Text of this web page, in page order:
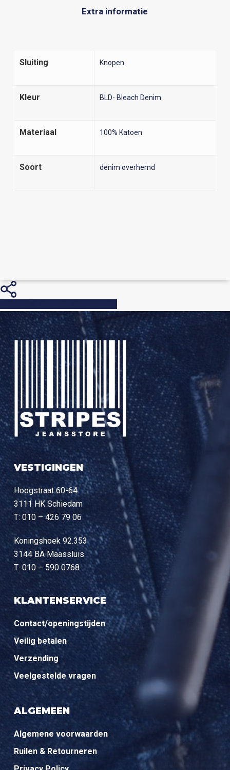
Extra informatie
Sluiting Knopen
Kleur BLD- Bleach Denim
Materiaal 100% Katoen
Soort denim overhemd
VESTIGINGEN
Hoogstraat 60-64
3111 HK Schiedam
T: 010 – 426 79 06
Koningshoek 92.353
3144 BA Maassluis
T: 010 – 590 0768
KLANTENSERVICE
Contact/openingstijden
Veilig betalen
Verzending
Veelgestelde vragen
ALGEMEEN
Algemene voorwaarden
Ruilen & Retourneren